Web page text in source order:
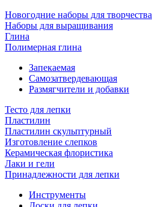
Новогодние наборы для творчества
Наборы для выращивания
Глина
Полимерная глина
Запекаемая
Самозатвердевающая
Размягчители и добавки
Тесто для лепки
Пластилин
Пластилин скульптурный
Изготовление слепков
Керамическая флористика
Лаки и гели
Принадлежности для лепки
Инструменты